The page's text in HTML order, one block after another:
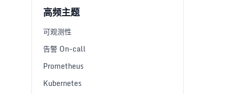
高频主题
可观测性
告警 On-call
Prometheus
Kubernetes